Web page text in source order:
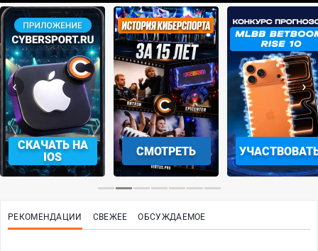
СКАЧАТЬ НА
IOS
СМОТРЕТЬ
‹ ›
РЕКОМЕНДАЦИИ СВЕЖЕЕ ОБСУЖДАЕМОЕ